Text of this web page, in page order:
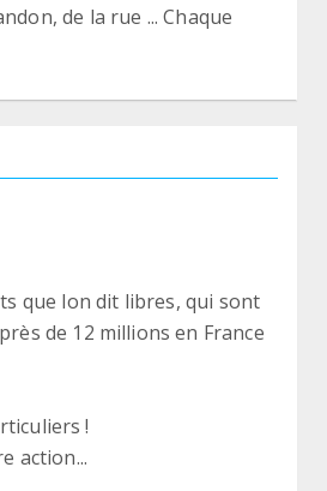
de la rue ... Chaque
que lon dit libres, qui sont
de 12 millions en France
!
action...